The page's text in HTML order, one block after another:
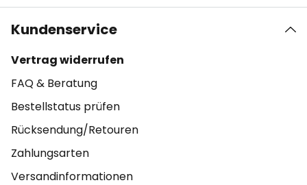
Kundenservice
Vertrag widerrufen
FAQ & Beratung
Bestellstatus prüfen
Rücksendung/Retouren
Zahlungsarten
Versandinformationen